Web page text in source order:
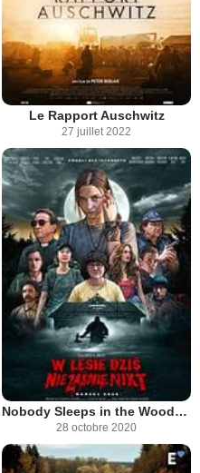
Le Rapport Auschwitz
27 juillet 2022
Nobody Sleeps in the Woods Tonight
28 octobre 2020